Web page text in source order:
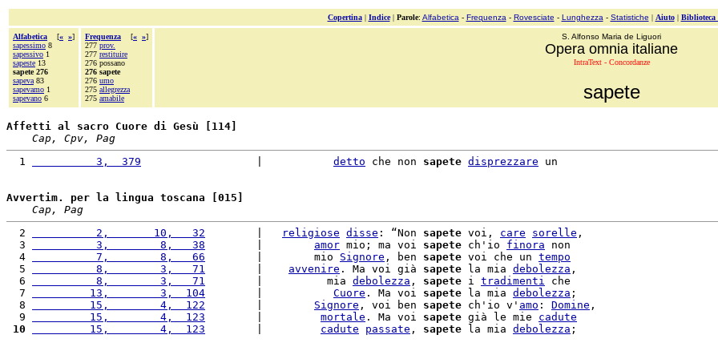
Copertina| Indice| Parole: Alfabetica - Frequenza - Rovesciate - Lunghezza - Statistiche | Aiuto| Biblioteca
Alfabetica [« »]
sapessimo 8
sapessivo 1
sapeste 13
sapete 276
sapeva 83
sapevamo 1
sapevano 6
Frequenza [« »]
277 prov.
277 restituire
276 possano
276 sapete
276 umo
275 allegrezza
275 amabile
S. Alfonso Maria de Liguori
Opera omnia italiane
IntraText - Concordanze
sapete
Affetti al sacro Cuore di Gesù [114]
Cap, Cpv, Pag
  1
          3,  379
detto che non sapete disprezzare un
Avvertim. per la lingua toscana [015]
Cap, Pag
  2
          2,       10,   32
religiose disse : “Non sapete voi, care sorelle ,
  3
          3,        8,   38
amor mio; ma voi sapete ch'io finora non
  4
          7,        8,   66
        |        mio
Signore , ben sapete voi che un tempo
  5
          8,        3,   71
avvenire . Ma voi già sapete la mia debolezza ,
  6
          8,        3,   71
        |          mia
debolezza , sapete i tradimenti che
  7
         13,        3,  104
Cuore . Ma voi sapete la mia debolezza ;
  8
         15,        4,  122
Signore , voi ben sapete ch'io v' amo : Domine ,
  9
         15,        4,  123
mortale . Ma voi sapete già le mie cadute
10
         15,        4,  123
cadute passate , sapete la mia debolezza ;